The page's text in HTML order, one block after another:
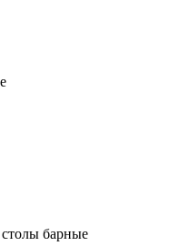
барные